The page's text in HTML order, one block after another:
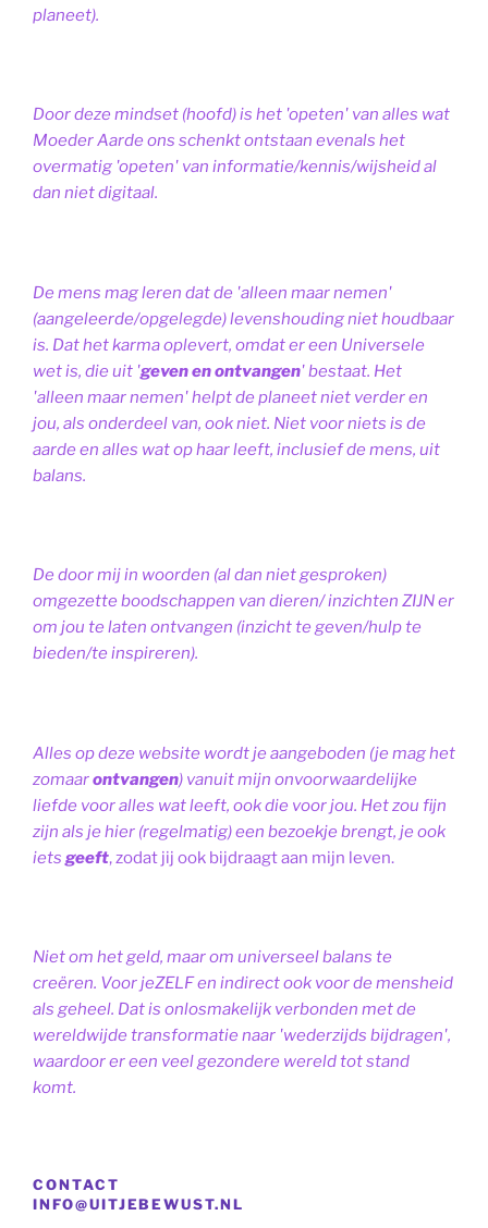
planeet).
Door deze mindset (hoofd) is het 'opeten' van alles wat
Moeder Aarde ons schenkt ontstaan evenals het
overmatig 'opeten' van informatie/kennis/wijsheid al
dan niet digitaal.
De mens mag leren dat de 'alleen maar nemen'
(aangeleerde/opgelegde) levenshouding niet houdbaar
is. Dat het karma oplevert, omdat er een Universele
wet is, die uit 'geven en ontvangen' bestaat. Het
'alleen maar nemen' helpt de planeet niet verder en
jou, als onderdeel van, ook niet. Niet voor niets is de
aarde en alles wat op haar leeft, inclusief de mens, uit
balans.
De door mij in woorden (al dan niet gesproken)
omgezette boodschappen van dieren/ inzichten ZIJN er
om jou te laten ontvangen (inzicht te geven/hulp te
bieden/te inspireren).
Alles op deze website wordt je aangeboden (je mag het
zomaarontvangen) vanuit mijn onvoorwaardelijke
liefde voor alles wat leeft, ook die voor jou. Het zou fijn
zijn als je hier (regelmatig) een bezoekje brengt, je ook
iets geeft, zodat jij ook bijdraagt aan mijn leven.
Niet om het geld, maar om universeel balans te
creëren. Voor jeZELF en indirect ook voor de mensheid
als geheel. Dat is onlosmakelijk verbonden met de
wereldwijde transformatie naar 'wederzijds bijdragen',
waardoor er een veel gezondere wereld tot stand
komt.
CONTACT
INFO@UITJEBEWUST.NL